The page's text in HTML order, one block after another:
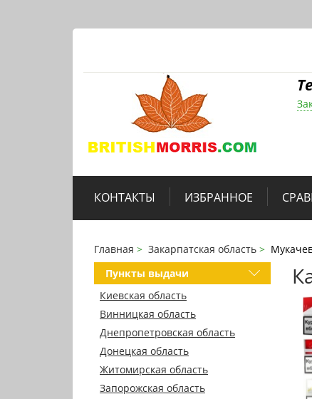
КОНТАКТЫ ИЗБРАННОЕ
Главная Закарпатская область
Пункты выдачи
Киевская область
Винницкая область
Днепропетровская область
Донецкая область
Житомирская область
Запорожская область